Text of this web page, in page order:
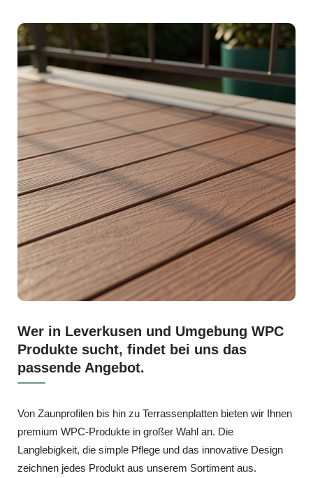
Wer in Leverkusen und Umgebung WPC
Produkte sucht, findet bei uns das
passende Angebot.
Von Zaunprofilen bis hin zu Terrassenplatten bieten wir Ihnen
premium WPC‑Produkte in großer Wahl an. Die
Langlebigkeit, die simple Pflege und das innovative Design
zeichnen jedes Produkt aus unserem Sortiment aus.